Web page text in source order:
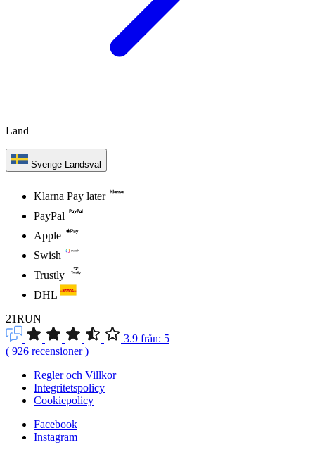
Land
Sverige Landsval
Klarna Pay later
PayPal
Apple
Swish
Trustly
DHL
21RUN
3.9 från: 5
( 926 recensioner)
Regler och Villkor
Integritetspolicy
Cookiepolicy
Facebook
Instagram